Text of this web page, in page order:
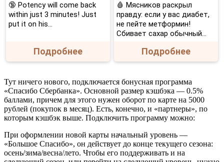
🔞 Potency will come back
within just 3 minutes! Just
put it on his…
Подробнее
🩸 Мясников раскрыл
правду: если у вас диабет,
не пейте метформин!
Сбивает сахар обычный...
Подробнее
Тут ничего нового, подключается бонусная программа
«Спасибо Сбербанка». Основной размер кэшбэка — 0.5%
баллами, причем для этого нужен оборот по карте на 5000
рублей (покупок в месяц). Есть, конечно, и «партнеры», по
которым кэшбэк выше. Подключить программу можно:
При оформлении новой карты начальный уровень —
«Большое Спасибо», он действует до конце текущего сезона:
осень/зима/весна/лето. Чтобы его поддерживать и на